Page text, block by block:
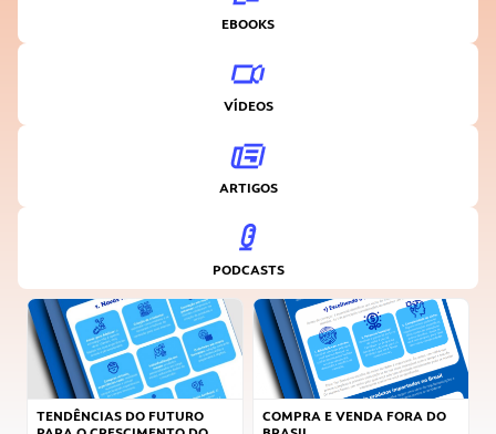
EBOOKS
VÍDEOS
ARTIGOS
PODCASTS
TENDÊNCIAS DO FUTURO
COMPRA E VENDA FORA DO